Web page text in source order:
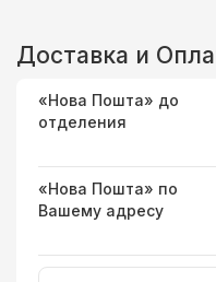
Доставка и
«Нова Пошта» до
отделения
«Нова Пошта» по
Вашему адресу